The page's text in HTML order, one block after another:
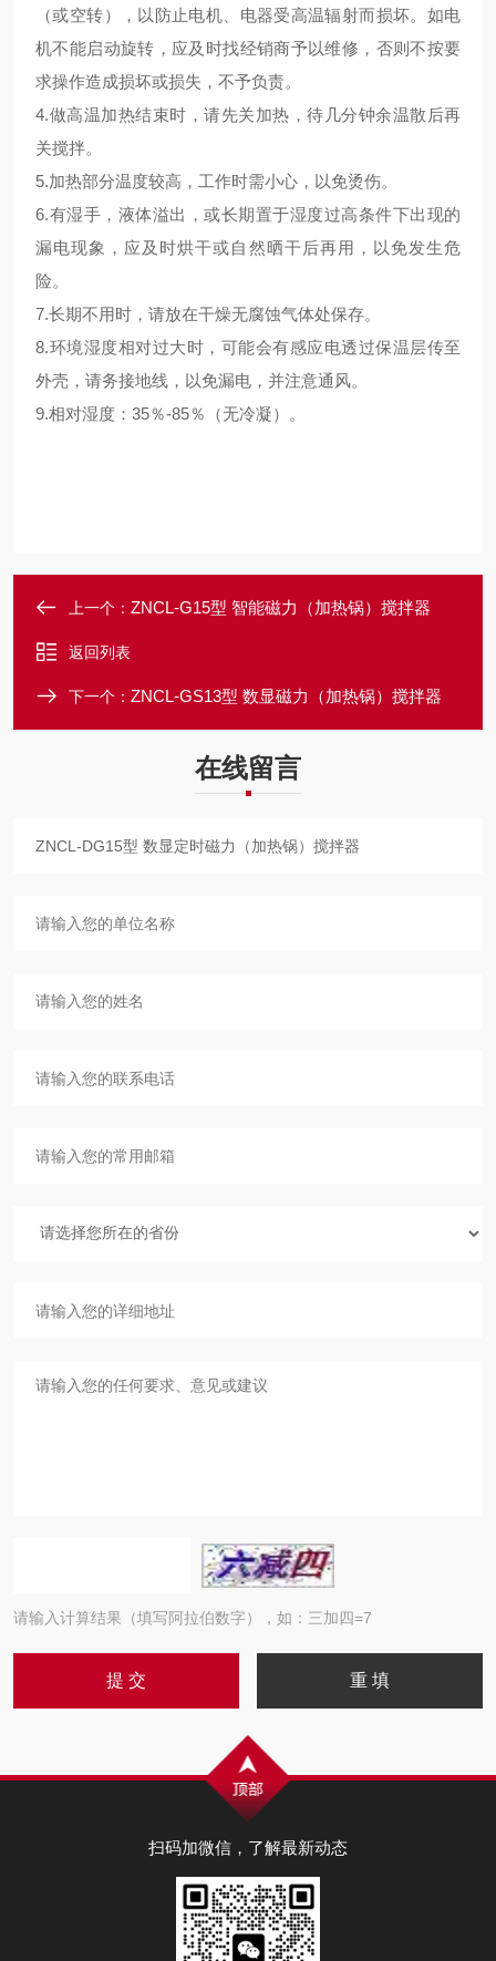
（或空转），以防止电机、电器受高温辐射而损坏。如电
机不能启动旋转，应及时找经销商予以维修，否则不按要
求操作造成损坏或损失，不予负责。
4.做高温加热结束时，请先关加热，待几分钟余温散后再
关搅拌。
5.加热部分温度较高，工作时需小心，以免烫伤。
6.有湿手，液体溢出，或长期置于湿度过高条件下出现的
漏电现象，应及时烘干或自然晒干后再用，以免发生危
险。
7.长期不用时，请放在干燥无腐蚀气体处保存。
8.环境湿度相对过大时，可能会有感应电透过保温层传至
外壳，请务接地线，以免漏电，并注意通风。
9.相对湿度： 35％-85％（无冷凝）。
上一个： ZNCL-G15型 智能磁力（加热锅）搅拌器
返回列表
下一个： ZNCL-GS13型 数显磁力（加热锅）搅拌器
在线留言
请输入计算结果（填写阿拉伯数字），如：三加四=7
扫码加微信，了解最新动态